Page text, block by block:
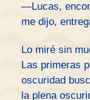
—Lucas,
me dijo,
Lo miré sin
Las primeras
oscuridad
la plena